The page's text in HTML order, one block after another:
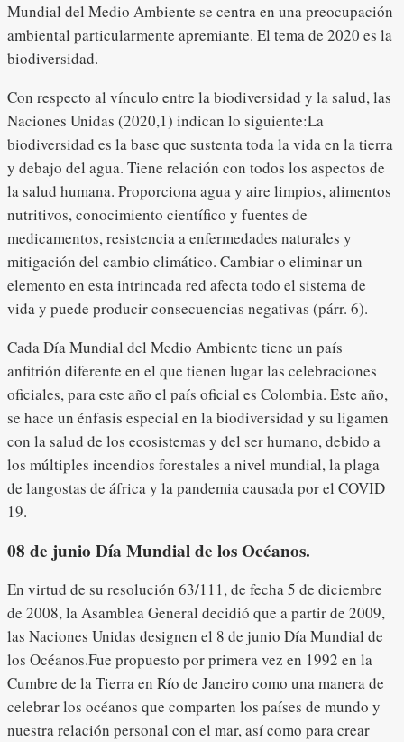
Mundial del Medio Ambiente se centra en una preocupación
ambiental particularmente apremiante. El tema de 2020 es la
biodiversidad.
Con respecto al vínculo entre la biodiversidad y la salud, las
Naciones Unidas (2020,1) indican lo siguiente:La
biodiversidad es la base que sustenta toda la vida en la tierra
y debajo del agua. Tiene relación con todos los aspectos de
la salud humana. Proporciona agua y aire limpios, alimentos
nutritivos, conocimiento científico y fuentes de
medicamentos, resistencia a enfermedades naturales y
mitigación del cambio climático. Cambiar o eliminar un
elemento en esta intrincada red afecta todo el sistema de
vida y puede producir consecuencias negativas (párr. 6).
Cada Día Mundial del Medio Ambiente tiene un país
anfitrión diferente en el que tienen lugar las celebraciones
oficiales, para este año el país oficial es Colombia. Este año,
se hace un énfasis especial en la biodiversidad y su ligamen
con la salud de los ecosistemas y del ser humano, debido a
los múltiples incendios forestales a nivel mundial, la plaga
de langostas de áfrica y la pandemia causada por el COVID
19.
08 de junio Día Mundial de los Océanos.
En virtud de su resolución 63/111, de fecha 5 de diciembre
de 2008, la Asamblea General decidió que a partir de 2009,
las Naciones Unidas designen el 8 de junio Día Mundial de
los Océanos.Fue propuesto por primera vez en 1992 en la
Cumbre de la Tierra en Río de Janeiro como una manera de
celebrar los océanos que comparten los países de mundo y
nuestra relación personal con el mar, así como para crear